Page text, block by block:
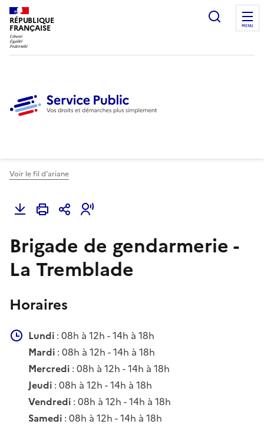
RÉPUBLIQUE
FRANÇAISE
Ouvrir
MENU
Voir le fil d'ariane
Brigade de gendarmerie -
La Tremblade
Horaires
Lundi : 08h à 12h - 14h à 18h
Mardi : 08h à 12h - 14h à 18h
Mercredi : 08h à 12h - 14h à 18h
Jeudi : 08h à 12h - 14h à 18h
Vendredi : 08h à 12h - 14h à 18h
Samedi : 08h à 12h - 14h à 18h